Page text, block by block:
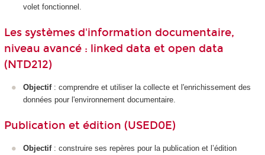
volet fonctionnel.
Les systèmes d'information documentaire,
niveau avancé : linked data et open data
(NTD212)
Objectif : comprendre et utiliser la collecte et l'enrichissement des
données pour l'environnement documentaire.
Publication et édition (USED0E)
Objectif : construire ses repères pour la publication et l’édition